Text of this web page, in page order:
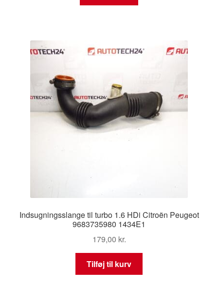
Indsugningsslange til turbo 1.6 HDi Citroën Peugeot
9683735980 1434E1
179,00 kr.
Tilføj til kurv